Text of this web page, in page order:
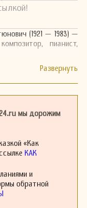
(1921 — 1983) —
пианист,
мы дорожим
«Как
КАК
и
обратной